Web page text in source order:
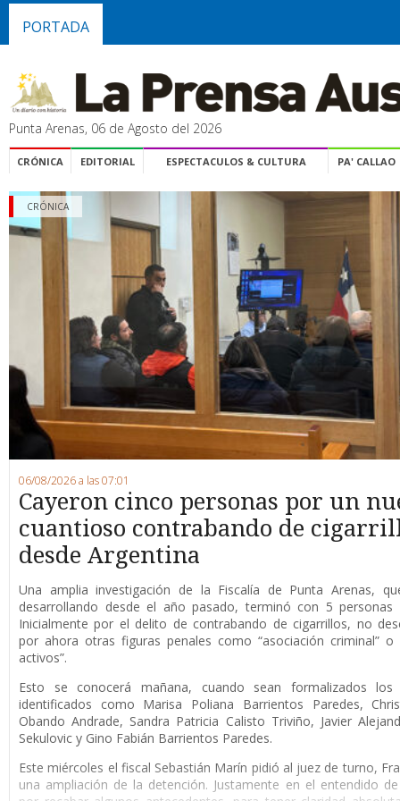
PORTADA
Punta Arenas, 06 de Agosto del 2026
CRÓNICA EDITORIAL ESPECTACULOS & CULTURA PA' CALLAO
CRÓNICA
06/08/2026 a las 07:01
Cayeron cinco personas por un
cuantioso contrabando de
desde Argentina
Una amplia investigación de la Fiscalía de Punta Arenas,
desarrollando desde el año pasado, terminó con 5 personas
Inicialmente por el delito de contrabando de cigarrillos, no
por ahora otras figuras penales como “asociación criminal” o
activos”.
Esto se conocerá mañana, cuando sean formalizados los
identificados como Marisa Poliana Barrientos Paredes,
Obando Andrade, Sandra Patricia Calisto Triviño, Javier
Sekulovic y Gino Fabián Barrientos Paredes.
Este miércoles el fiscal Sebastián Marín pidió al juez de turno,
una ampliación de la detención. Justamente en el entendido